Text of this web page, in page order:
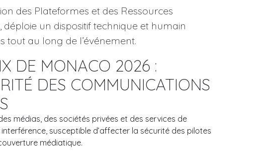
des Plateformes et des Ressources
un dispositif technique et humain
au long de l’événement.
DE MONACO 2026 :
DES COMMUNICATIONS
médias, des sociétés privées et des services de
susceptible d’affecter la sécurité des pilotes
médiatique.